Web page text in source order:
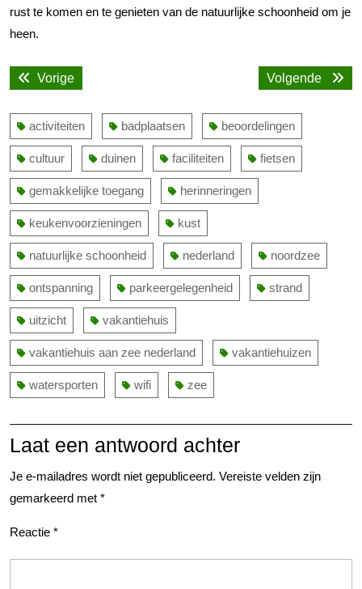
rust te komen en te genieten van de natuurlijke schoonheid om je
heen.
Bericht
navigatie
VorigeVorige
Volgende
activiteiten badplaatsen beoordelingen
cultuur duinen faciliteiten fietsen
gemakkelijke toegang herinneringen
keukenvoorzieningen kust
natuurlijke schoonheid nederland noordzee
ontspanning parkeergelegenheid strand
uitzicht vakantiehuis
vakantiehuis aan zee nederland vakantiehuizen
watersporten wifi zee
Laat een antwoord achter
Je e-mailadres wordt niet gepubliceerd. Vereiste velden zijn
gemarkeerd met *
Reactie *